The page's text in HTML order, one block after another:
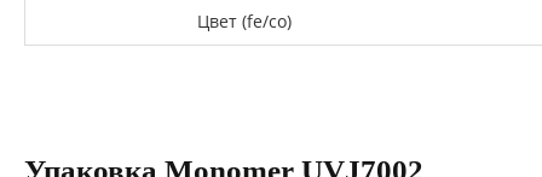
Цвет (fe/co)